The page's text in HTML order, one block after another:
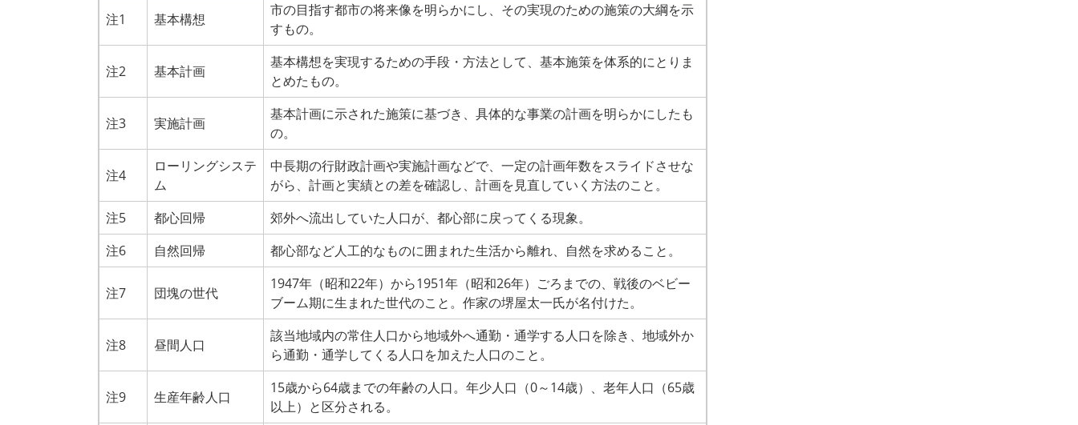
注1 基本構想
市の目指す都市の将来像を明らかにし、その実現のための施策の大綱を示
すもの。
注2 基本計画
基本構想を実現するための手段・方法として、基本施策を体系的にとりま
とめたもの。
注3 実施計画
基本計画に示された施策に基づき、具体的な事業の計画を明らかにしたも
の。
注4
ローリングシステ
ム
中長期の行財政計画や実施計画などで、一定の計画年数をスライドさせな
がら、計画と実績との差を確認し、計画を見直していく方法のこと。
注5
都心回帰
郊外へ流出していた人口が、都心部に戻ってくる現象。
注6
自然回帰 都心部など人工的なものに囲まれた生活から離れ、自然を求めること。
注7 団塊の世代
1947年（昭和22年）から1951年（昭和26年）ごろまでの、戦後のベビー
ブーム期に生まれた世代のこと。作家の堺屋太一氏が名付けた。
注8 昼間人口
該当地域内の常住人口から地域外へ通勤・通学する人口を除き、地域外か
ら通勤・通学してくる人口を加えた人口のこと。
注9 生産年齢人口
15歳から64歳までの年齢の人口。年少人口（0～14歳）、老年人口（65歳
以上）と区分される。